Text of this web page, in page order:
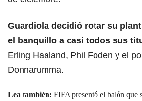
Guardiola decidió rotar su
el banquillo a casi todos sus
Erling Haaland, Phil Foden y el
Donnarumma.
Lea también: FIFA presentó el balón que